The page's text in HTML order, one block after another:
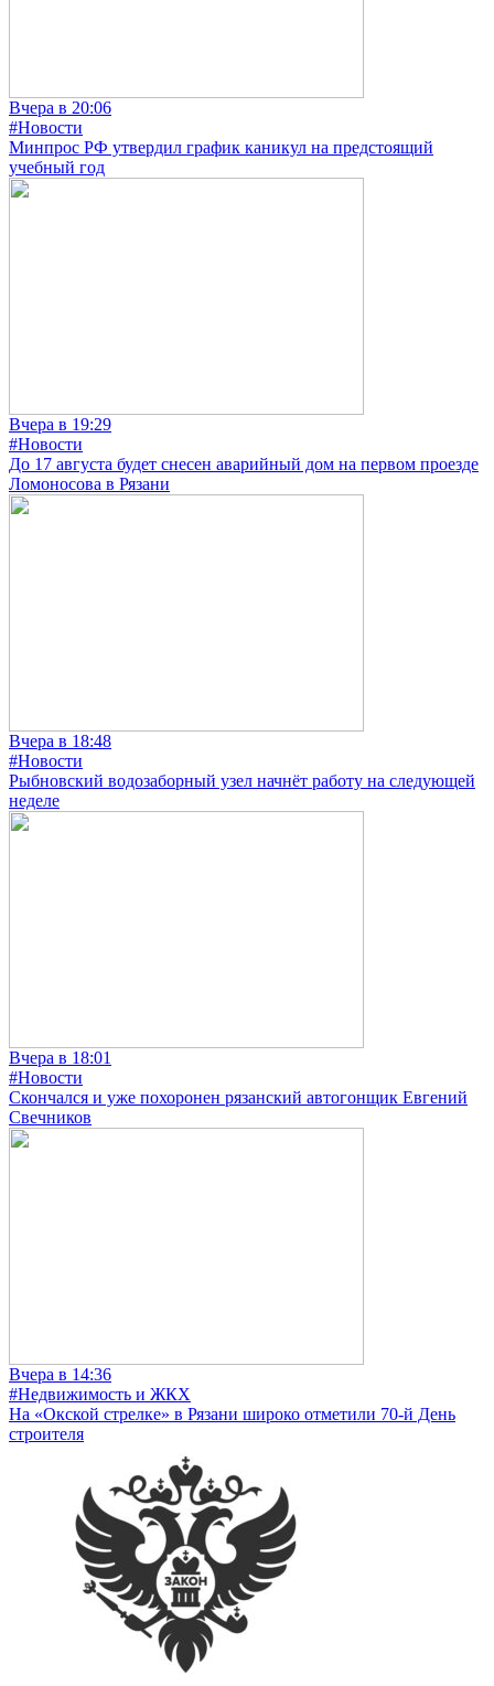
Вчера в 20:06
#Новости
Минпрос РФ утвердил график каникул на предстоящий
учебный год
Вчера в 19:29
#Новости
До 17 августа будет снесен аварийный дом на первом проезде
Ломоносова в Рязани
Вчера в 18:48
#Новости
Рыбновский водозаборный узел начнёт работу на следующей
неделе
Вчера в 18:01
#Новости
Скончался и уже похоронен рязанский автогонщик Евгений
Свечников
Вчера в 14:36
#Недвижимость и ЖКХ
На «Окской стрелке» в Рязани широко отметили 70-й День
строителя